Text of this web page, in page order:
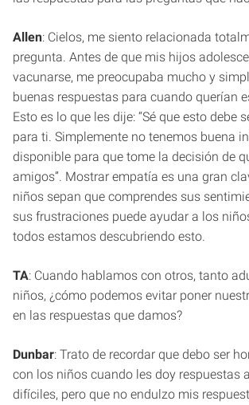
Allen: Cielos, me siento relacionada
pregunta. Antes de que mis hijos
vacunarse, me preocupaba mucho y
buenas respuestas para cuando querían
Esto es lo que les dije: “Sé que esto debe
para ti. Simplemente no tenemos buena
disponible para que tome la decisión de
amigos”. Mostrar empatía es una gran
niños sepan que comprendes sus
sus frustraciones puede ayudar a los
todos estamos descubriendo esto.
TA: Cuando hablamos con otros, tanto
niños, ¿cómo podemos evitar poner
en las respuestas que damos?
Dunbar: Trato de recordar que debo ser
con los niños cuando les doy respuestas
difíciles, pero que no endulzo mis